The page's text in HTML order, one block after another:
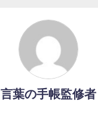
言葉の手帳監修者